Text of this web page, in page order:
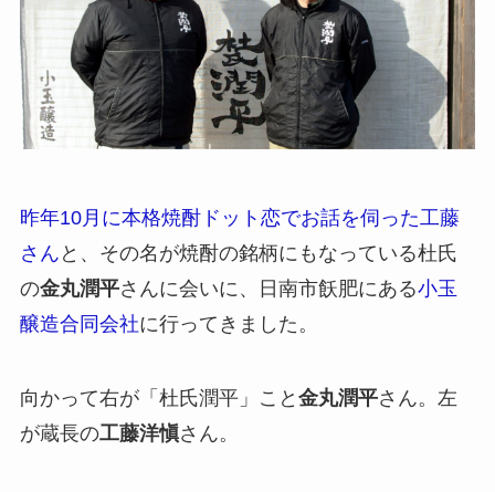
昨年10月に本格焼酎ドット恋でお話を伺った工藤
さん と、その名が焼酎の銘柄にもなっている杜氏
の金丸潤平さんに会いに、日南市飫肥にある小玉
醸造合同会社に行ってきました。
向かって右が「杜氏潤平」こと 金丸潤平さん。左
が蔵長の工藤洋愼さん。